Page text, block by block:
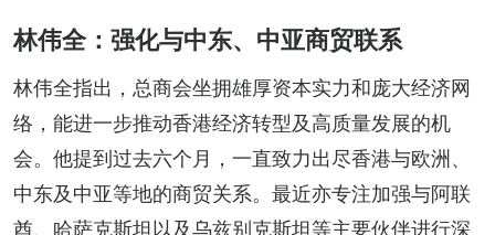
林伟全：强化与中东、中亚商贸联系
林伟全指出，总商会坐拥雄厚资本实力和庞大经济网
络，能进一步推动香港经济转型及高质量发展的机
会。他提到过去六个月，一直致力出尽香港与欧洲、
中东及中亚等地的商贸关系。最近亦专注加强与阿联
酋、哈萨克斯坦以及乌兹别克斯坦等主要伙伴进行深